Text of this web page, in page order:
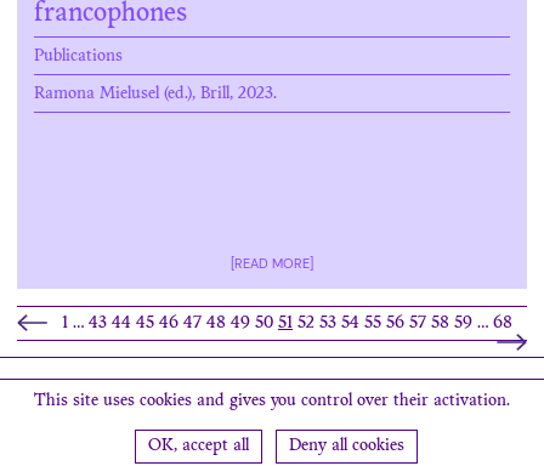
francophones
Publications
Ramona Mielusel (ed.), Brill, 2023.
[READ MORE]
1 … 43 44 45 46 47 48 49 50 51 52 53 54 55 56 57 58 59 … 68
Search
Contact Find us
This site uses cookies and gives you control over their activation.
OK, accept all Deny all cookies